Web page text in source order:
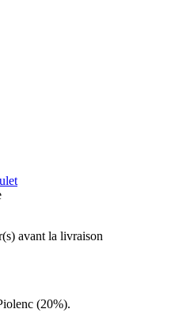
avant la livraison
(20%).